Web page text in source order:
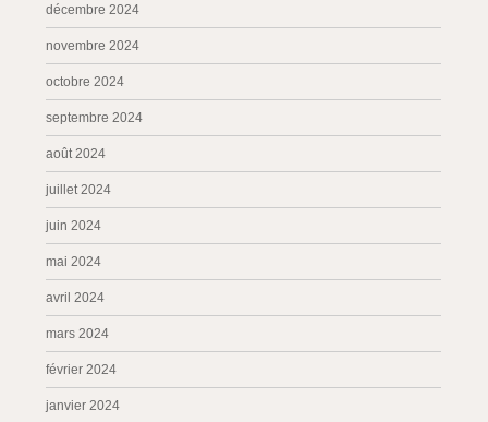
décembre 2024
novembre 2024
octobre 2024
septembre 2024
août 2024
juillet 2024
juin 2024
mai 2024
avril 2024
mars 2024
février 2024
janvier 2024